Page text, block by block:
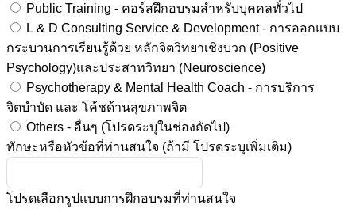
Public Training - คอร์สฝึกอบรมสำหรับบุคคลทั่วไป
L & D Consulting Service & Development - การออกแบบ
กระบวนการเรียนรู้ด้วย หลักจิตวิทยาเชิงบวก (Positive
Psychology)และประสาทวิทยา (Neuroscience)
Psychotherapy & Mental Health Coach - การบริการ
จิตบำบัด และ โค้ชด้านสุขภาพจิต
Others - อื่นๆ (โปรดระบุในช่องถัดไป)
ทักษะหรือหัวข้อที่ท่านสนใจ (ถ้ามี โปรดระบุเพิ่มเติม)
โปรดเลือกรูปแบบการฝึกอบรมที่ท่านสนใจ